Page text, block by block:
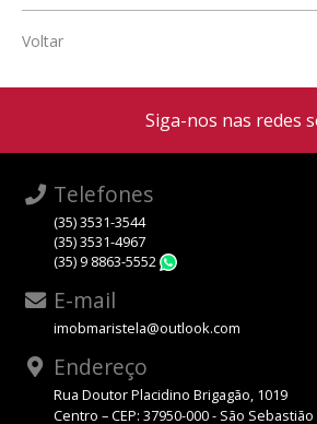
Voltar
Siga-nos nas redes
Telefones
(35) 3531-3544
(35) 3531-4967
(35) 9 8863-5552
E-mail
imobmaristela@outlook.com
Endereço
Rua Doutor Placidino Brigagão, 1019
Centro – CEP: 37950-000 - São